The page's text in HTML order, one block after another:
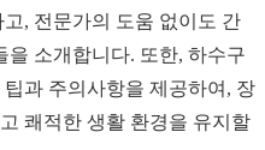
, 전문가의 도움 없이도 간
을 소개합니다. 또한, 하수구
과 주의사항을 제공하여, 장
쾌적한 생활 환경을 유지할